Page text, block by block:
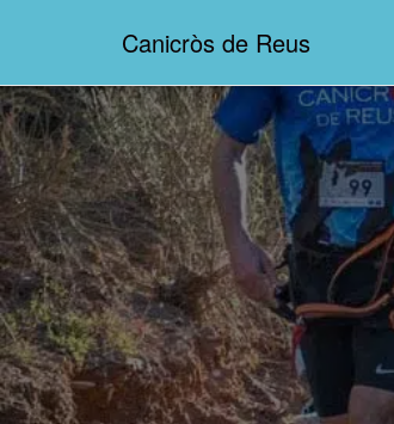
Canicròs de Reus